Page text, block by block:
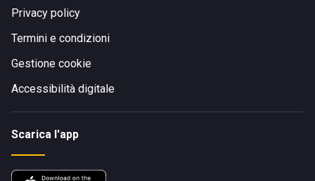
Privacy policy
Termini e condizioni
Gestione cookie
Accessibilità digitale
Scarica l'app